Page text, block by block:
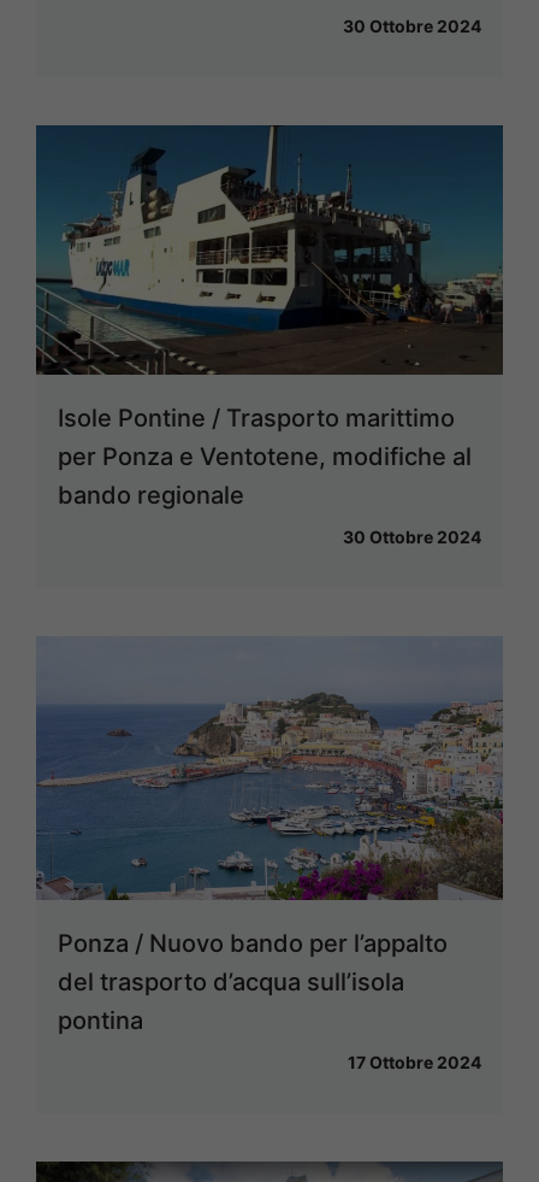
30 Ottobre 2024
Isole Pontine / Trasporto marittimo
per Ponza e Ventotene, modifiche al
bando regionale
30 Ottobre 2024
Ponza / Nuovo bando per l’appalto
del trasporto d’acqua sull’isola
pontina
17 Ottobre 2024